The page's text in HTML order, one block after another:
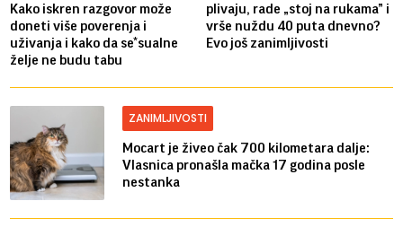
Kako iskren razgovor može
doneti više poverenja i
uživanja i kako da se*sualne
želje ne budu tabu
plivaju, rade „stoj na rukama” i
vrše nuždu 40 puta dnevno?
Evo još zanimljivosti
ZANIMLJIVOSTI
Mocart je živeo čak 700 kilometara dalje:
Vlasnica pronašla mačka 17 godina posle
nestanka